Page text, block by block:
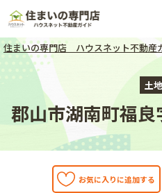
住まいの専門店 ハウスネット不動産
土地
郡山市湖南町福
お気に入りに追加する